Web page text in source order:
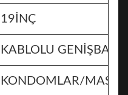
19İNÇ
KABLOLU GENİŞBANT
KONDOMLAR/MASaj